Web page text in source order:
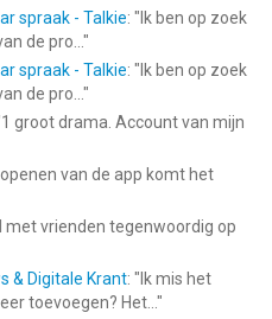
spraak - Talkie: " Ik ben op zoek
de pro... "
spraak - Talkie: " Ik ben op zoek
de pro... "
1 groot drama. Account van mijn
van de app komt het
met vrienden tegenwoordig op
& Digitale Krant: " Ik mis het
toevoegen? Het... "